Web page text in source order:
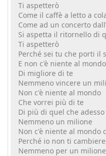
Ti aspetterò
Come il caffè a letto a
Come ad un concerto
Si aspetta il ritornello di
Ti aspetterò
Perché sei tu che porti il
E non c'è niente al mondo
Di migliore di te
Nemmeno vincere un
Non c'è niente al mondo
Che vorrei più di te
Di più di quel che
Nemmeno un milione
Non c'è niente al mondo
Perché io non ti
Nemmeno per un milione